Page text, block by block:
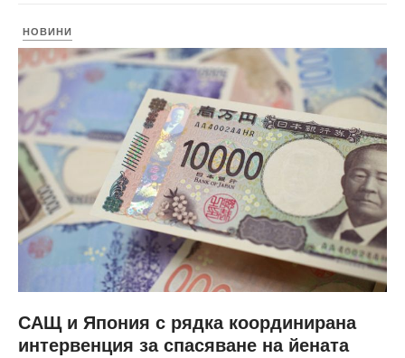
НОВИНИ
САЩ и Япония с рядка координирана
интервенция за спасяване на йената